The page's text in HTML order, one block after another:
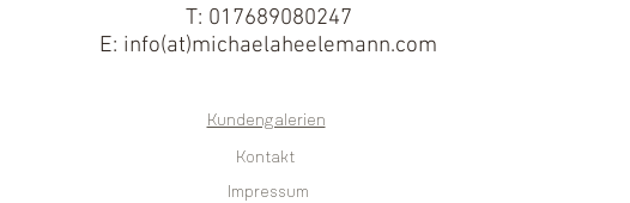
T: 017689080247
E: info(at)michaelaheelemann.com
Kundengalerien
Kontakt
Impressum